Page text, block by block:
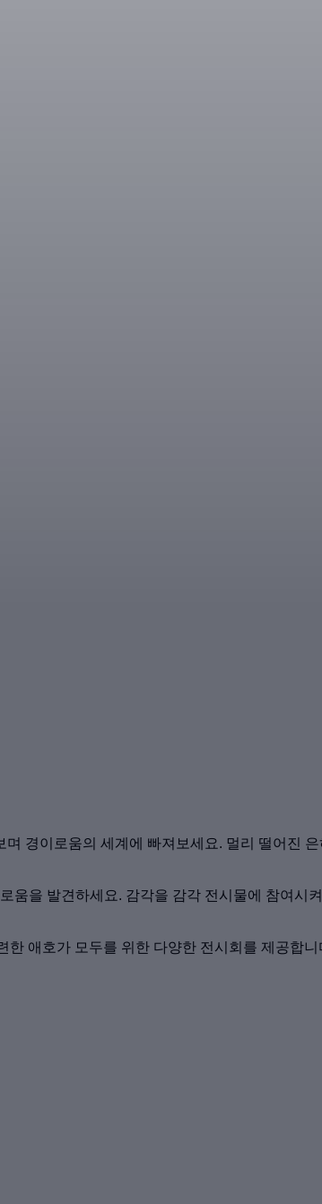
경이로움의 세계에 빠져보세요. 멀리 떨어진
을 발견하세요. 감각을 감각 전시물에 참여시
애호가 모두를 위한 다양한 전시회를 제공합